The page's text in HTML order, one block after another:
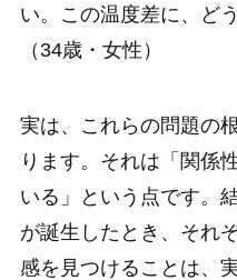
い。この温度差に、ど
（34歳・女性）
実は、これらの問題の
ります。それは「関係
いる」という点です。
が誕生したとき、それ
感を見つけることは、